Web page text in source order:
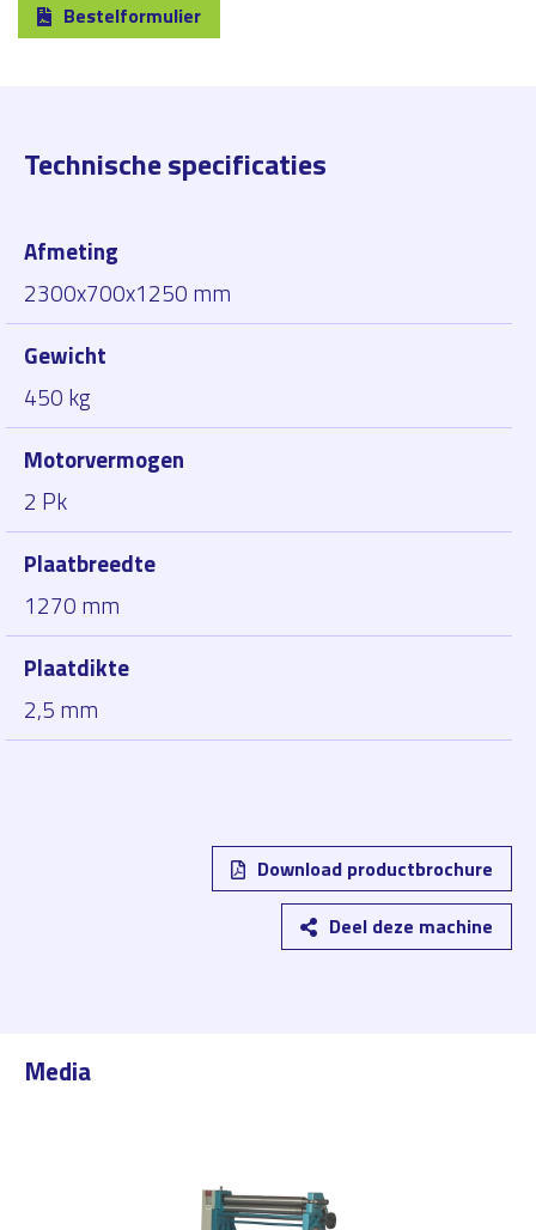
Bestelformulier
Technische specificaties
Afmeting
2300x700x1250 mm
Gewicht
450 kg
Motorvermogen
2 Pk
Plaatbreedte
1270 mm
Plaatdikte
2,5 mm
Download productbrochure
Deel deze machine
Media